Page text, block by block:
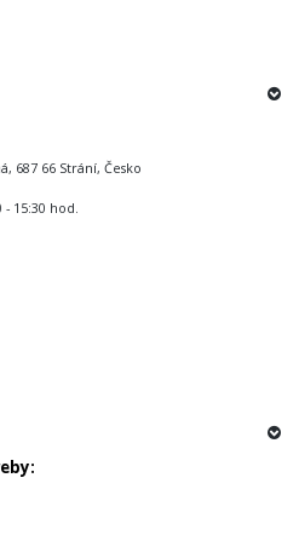
687 66 Strání, Česko
- 15:30 hod.
: